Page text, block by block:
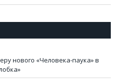
нового «Человека-паука» в